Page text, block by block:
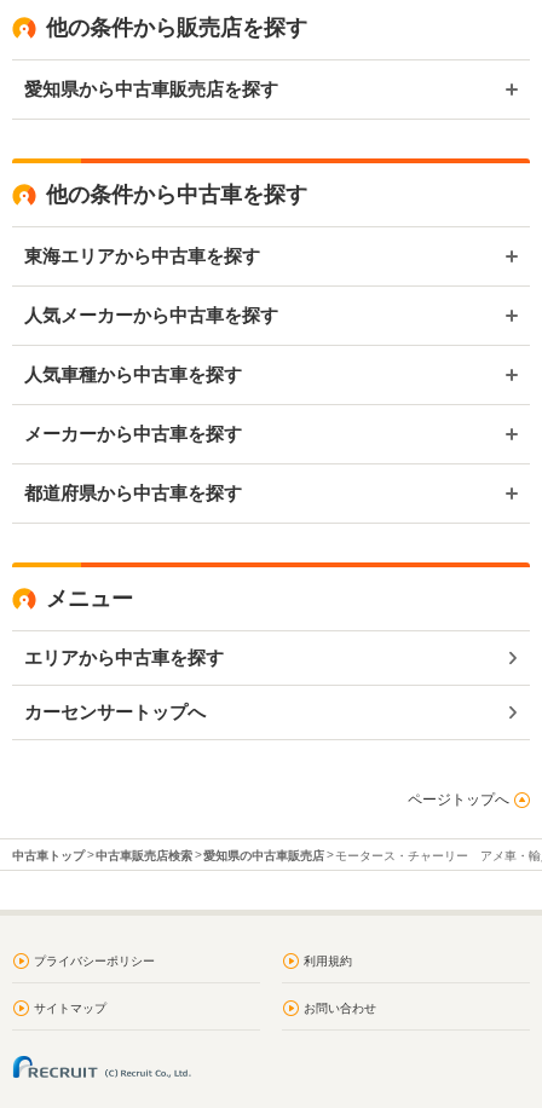
他の条件から販売店を探す
愛知県から中古車販売店を探す
他の条件から中古車を探す
東海エリアから中古車を探す
人気メーカーから中古車を探す
人気車種から中古車を探す
メーカーから中古車を探す
都道府県から中古車を探す
メニュー
エリアから中古車を探す
カーセンサートップへ
ページトップへ
中古車トップ 中古車販売店検索 愛知県の中古車販売店 モータース・チャーリー アメ車・輸
プライバシーポリシー 利用規約
サイトマップ お問い合わせ